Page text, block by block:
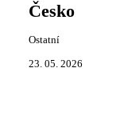
Česko
Ostatní
23. 05. 2026